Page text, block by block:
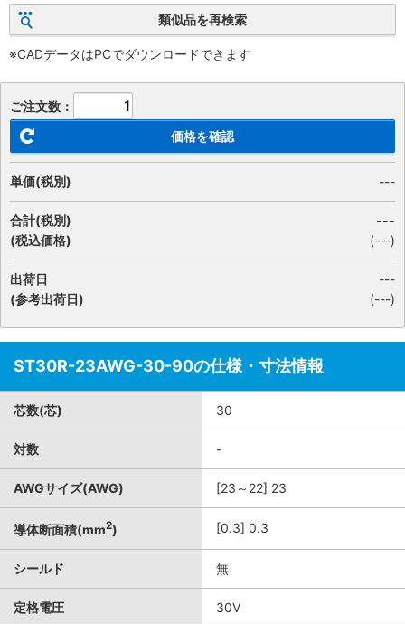
類似品を再検索
※CADデータはPCでダウンロードできます
ご注文数：
価格を確認
単価(税別) ---
合計(税別)
(税込価格)
---
(---)
出荷日
(参考出荷日)
---
(---)
ST30R-23AWG-30-90の仕様・寸法情報
芯数(芯) 30
対数 -
AWGサイズ(AWG) [23～22] 23
導体断面積(mm2) [0.3] 0.3
シールド 無
定格電圧 30V